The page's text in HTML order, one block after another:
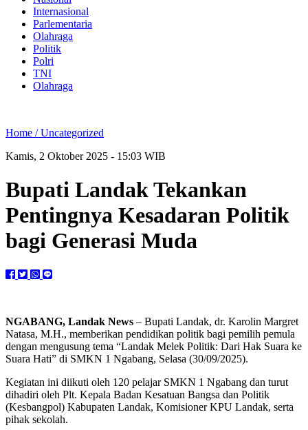
Internasional
Parlementaria
Olahraga
Politik
Polri
TNI
Olahraga
Home /Uncategorized
Kamis, 2 Oktober 2025 - 15:03 WIB
Bupati Landak Tekankan
Pentingnya Kesadaran Politik
bagi Generasi Muda
NGABANG, Landak News – Bupati Landak, dr. Karolin Margret
Natasa, M.H., memberikan pendidikan politik bagi pemilih pemula
dengan mengusung tema “Landak Melek Politik: Dari Hak Suara ke
Suara Hati” di SMKN 1 Ngabang, Selasa (30/09/2025).
Kegiatan ini diikuti oleh 120 pelajar SMKN 1 Ngabang dan turut
dihadiri oleh Plt. Kepala Badan Kesatuan Bangsa dan Politik
(Kesbangpol) Kabupaten Landak, Komisioner KPU Landak, serta
pihak sekolah.